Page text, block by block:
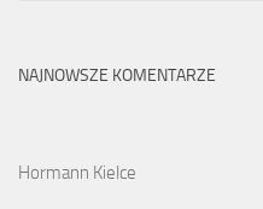
NAJNOWSZE KOMENTARZE
Hormann Kielce